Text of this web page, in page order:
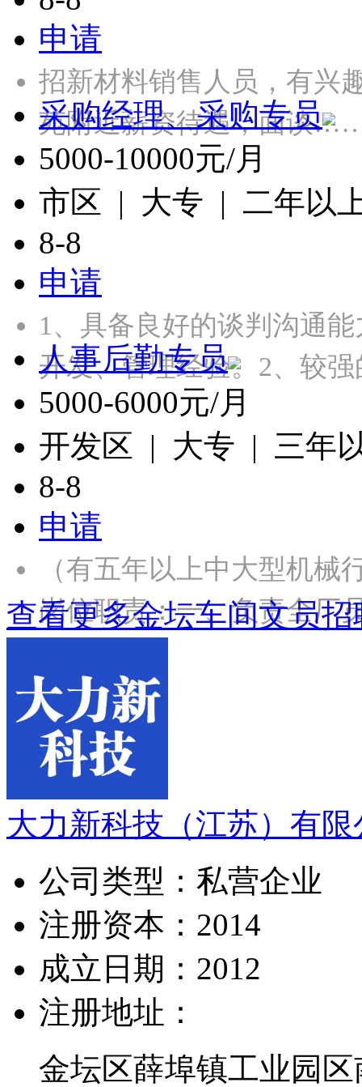
申请
招新材料销售人员，有兴
苑附近薪资待遇，面谈
采购经理、采购专员
5000-10000元/月
市区 | 大专 | 二年以
8-8
申请
1、具备良好的谈判沟通
开发、管理经验。2、较
人事后勤专员
5000-6000元/月
开发区 | 大专 | 三年
8-8
申请
（有五年以上中大型机
岗位职责：一、负责全
查看更多金坛车间文员招
大力新科技（江苏）有限
公司类型： 私营企业
注册资本： 2014
成立日期： 2012
注册地址：
金坛区薛埠镇工业园